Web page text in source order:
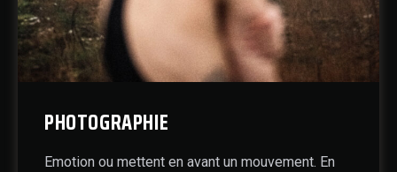
PHOTOGRAPHIE
Emotion ou mettent en avant un mouvement. En